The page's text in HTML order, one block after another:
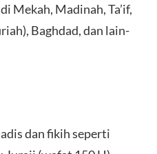
Mekah, Madinah, Ta’if,
Baghdad, dan lain-
dan fikih seperti